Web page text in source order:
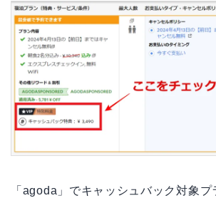
「agoda」でキャッシュバック対象